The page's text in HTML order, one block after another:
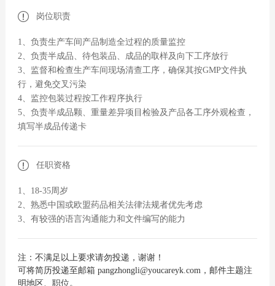
岗位职责
1、负责生产车间产品制造全过程的质量监控
2、负责半成品、待包装品、成品的取样及向下工序放行
3、监督和检查生产车间现场清查工序，确保其按GMP文件执
行，避免交叉污染
4、监控包装过程按工作程序执行
5、负责半成品颗、重量差异项目检验及产品各工序外观检查，
填写半成品传递卡
任职资格
1、18-35周岁
2、熟悉中国或欧盟药品相关法律法规者优先考虑
3、有较强的语言沟通能力和文件编写的能力
注：不满足以上要求请勿投递，谢谢！
可将简历投递至邮箱 pangzhongli@youcareyk.com，邮件主题注
明地区、职位。